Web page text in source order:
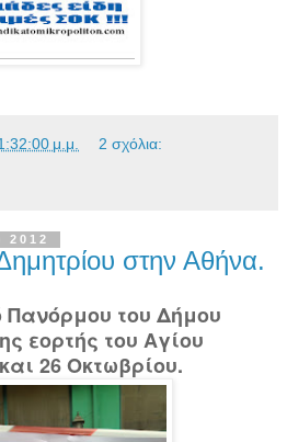
μ.μ. 2 σχόλια:
2012
στην Αθήνα.
Πανόρμου του Δήμου
εορτής του Αγίου
26 Οκτωβρίου.